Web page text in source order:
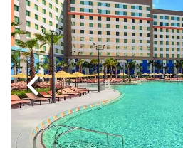
이전으로